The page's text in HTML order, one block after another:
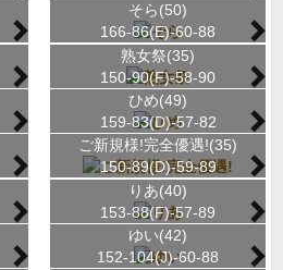
そら(50)
166-86(E)-60-88
熟女祭(35)
150-90(F)-58-90
ひめ(49)
159-83(D)-57-82
ご新規様!完全優遇!(35)
150-89(D)-59-89
りあ(40)
153-88(F)-57-89
ゆい(42)
152-104(J)-60-88